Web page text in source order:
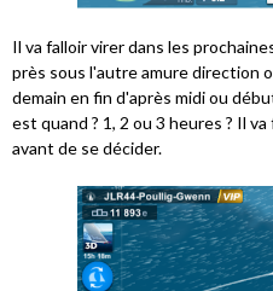
Il va falloir virer dans les
près sous l'autre amure direction
demain en fin d'après midi ou
est quand ? 1, 2 ou 3 heures ? Il
avant de se décider.